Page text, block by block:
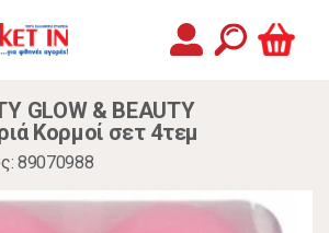
GLOW & BEAUTY
Κορμοί σετ 4τεμ
89070988